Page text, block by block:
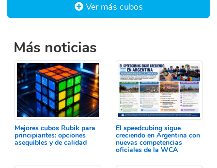
Ver más cubos
Más noticias
Mejores cubos Rubik para
principiantes: opciones
asequibles y de calidad
El speedcubing sigue
creciendo en Argentina con
nuevas competencias
oficiales de la WCA